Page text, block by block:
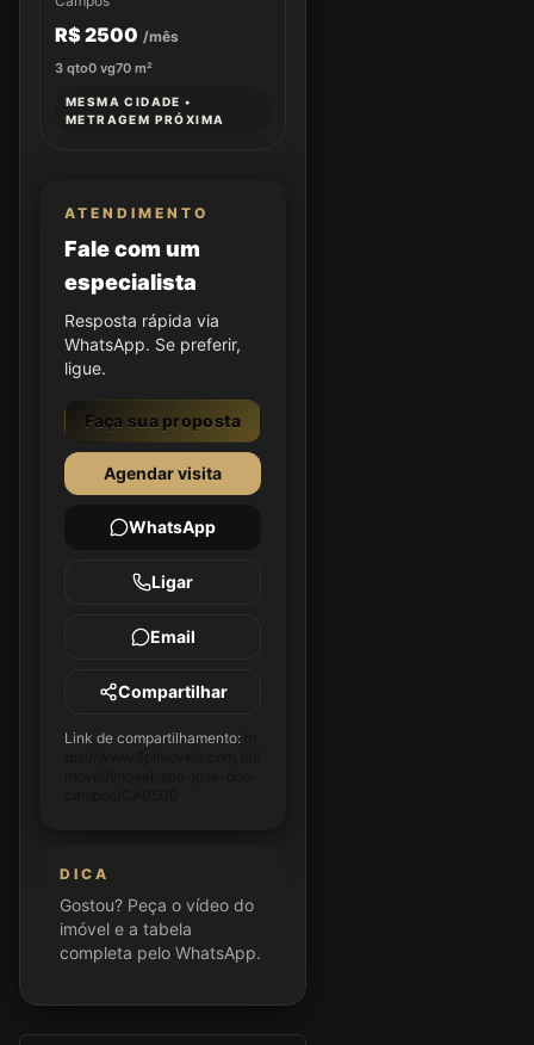
R$ 2500 /mês
3 qto0 vg70 m²
MESMA CIDADE •
METRAGEM PRÓXIMA
ATENDIMENTO
Fale com um
especialista
Resposta rápida via
WhatsApp. Se preferir,
ligue.
Faça sua proposta
Agendar visita
WhatsApp
Ligar
Email
Compartilhar
Link de compartilhamento:
DICA
Gostou? Peça o vídeo do
imóvel e a tabela
completa pelo WhatsApp.